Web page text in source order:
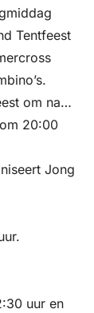
Tentfeest
om naar
20:00
Jong
uur en